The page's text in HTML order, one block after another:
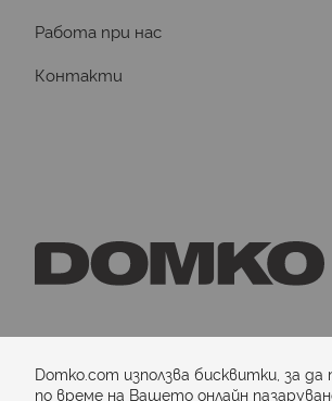
Работа при нас
Контакти
Domko.com използва бисквитки, за
по време на Вашето онлайн